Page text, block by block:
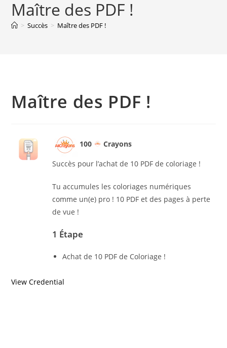
Maître des PDF !
> Succès > Maître des PDF !
Maître des PDF !
100 Crayons
Succès pour l’achat de 10 PDF de coloriage !
Tu accumules les coloriages numériques
comme un(e) pro ! 10 PDF et des pages à perte
de vue !
1 Étape
Achat de 10 PDF de Coloriage !
View Credential